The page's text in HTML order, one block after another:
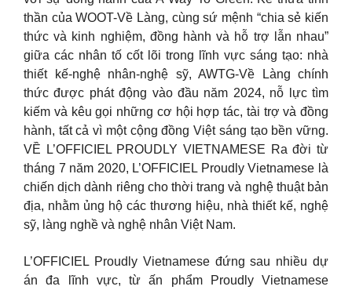
thần của WOOT-Về Làng, cùng sứ mệnh “chia sẻ kiến
thức và kinh nghiệm, đồng hành và hỗ trợ lẫn nhau”
giữa các nhân tố cốt lõi trong lĩnh vực sáng tạo: nhà
thiết kế-nghệ nhân-nghệ sỹ, AWTG-Về Làng chính
thức được phát động vào đầu năm 2024, nỗ lực tìm
kiếm và kêu gọi những cơ hội hợp tác, tài trợ và đồng
hành, tất cả vì một cộng đồng Việt sáng tạo bền vững.
VỀ L’OFFICIEL PROUDLY VIETNAMESE Ra đời từ
tháng 7 năm 2020, L’OFFICIEL Proudly Vietnamese là
chiến dịch dành riêng cho thời trang và nghệ thuật bản
địa, nhằm ủng hộ các thương hiệu, nhà thiết kế, nghệ
sỹ, làng nghề và nghệ nhân Việt Nam.
L’OFFICIEL Proudly Vietnamese đứng sau nhiều dự
án đa lĩnh vực, từ ấn phẩm Proudly Vietnamese